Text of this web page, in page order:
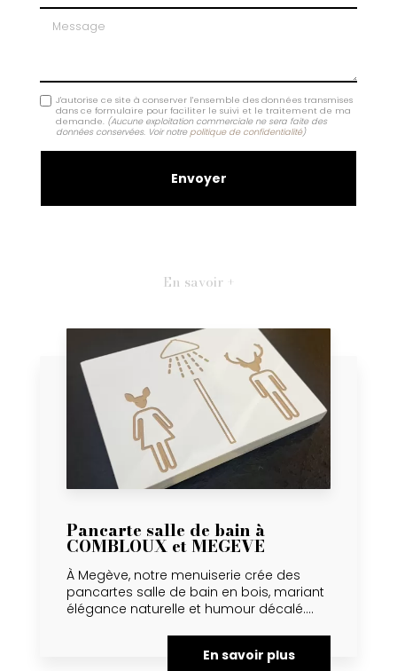
Message
J'autorise ce site à conserver l'ensemble des données transmises
dans ce formulaire pour faciliter le suivi et le traitement de ma
demande. (Aucune exploitation commerciale ne sera faite des
données conservées. Voir notre politique de confidentialité)
En savoir +
Pancarte salle de bain à
COMBLOUX et MEGEVE
À Megève, notre menuiserie crée des
pancartes salle de bain en bois, mariant
élégance naturelle et humour décalé....
En savoir plus